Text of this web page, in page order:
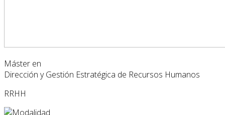
Máster en
Dirección y Gestión Estratégica de Recursos Humanos
RRHH